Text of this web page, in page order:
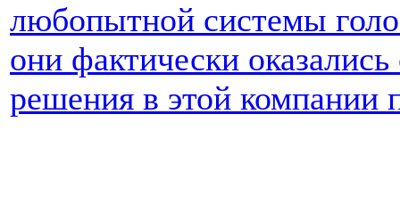
любопытной системы
они фактически
решения в этой компании